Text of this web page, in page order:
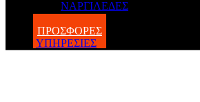
ΝΑΡΓΙΛΕΔΕΣ
ΠΡΟΣΦΟΡΕΣ
ΥΠΗΡΕΣΙΕΣ